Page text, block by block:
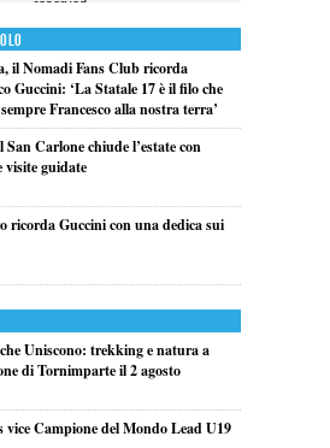
il Nomadi Fans Club ricorda
Guccini: ‘La Statale 17 è il filo che
Francesco alla nostra terra’
Carlone chiude l’estate con
visite guidate
ricorda Guccini con una dedica sui
Uniscono: trekking e natura a
di Tornimparte il 2 agosto
vice Campione del Mondo Lead U19